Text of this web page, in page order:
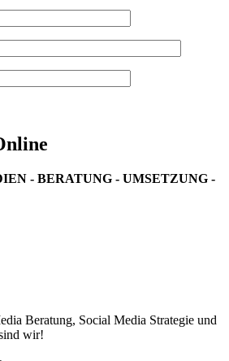
- BERATUNG - UMSETZUNG -
Beratung, Social Media Strategie und
wir!